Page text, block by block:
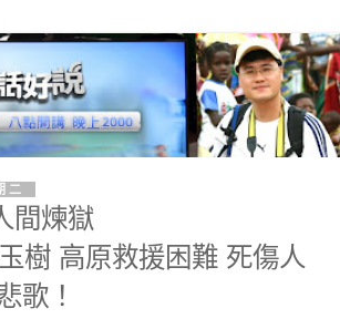
二
間煉獄
樹 高原救援困難 死傷人
歌！